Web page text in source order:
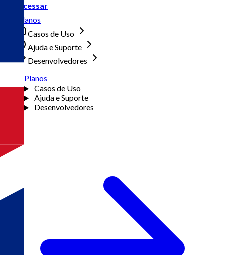
Acessar
Planos
Casos de Uso
Ajuda e Suporte
Desenvolvedores
Planos
Casos de Uso
Ajuda e Suporte
Desenvolvedores